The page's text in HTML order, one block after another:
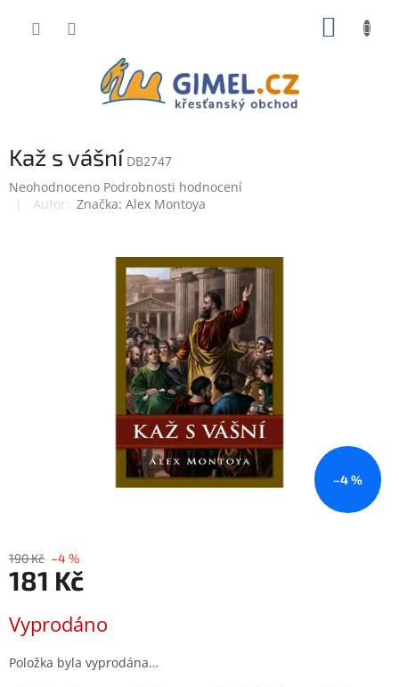
Kaž s vášní DB2747
Průměrné
hodnocení
Neohodnoceno Podrobnosti hodnocení
Značka: Alex Montoya
–4 %
190 Kč –4 %
181 Kč
cena:
Vyprodáno
Položka byla vyprodána…